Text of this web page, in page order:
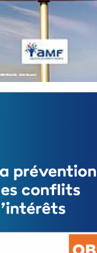
l’élu local
avril 2024 233087 Total 0 Votes